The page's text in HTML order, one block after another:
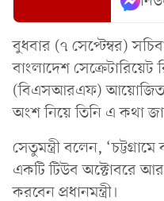
বুধবার (৭ সেপ্টেম্বর)
বাংলাদেশ সেক্রেটারিয়েট
(বিএসআরএফ) আয়োজিত
অংশ নিয়ে তিনি এ কথা
সেতুমন্ত্রী বলেন,
একটি টিউব অক্টোবরে
করবেন প্রধানমন্ত্রী।